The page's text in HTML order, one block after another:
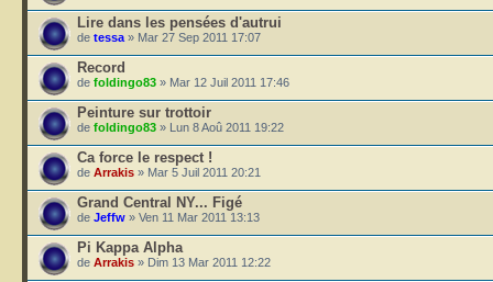
Lire dans les pensées d'autrui
de tessa » Mar 27 Sep 2011 17:07
Record
de foldingo83 » Mar 12 Juil 2011 17:46
Peinture sur trottoir
de foldingo83 » Lun 8 Aoû 2011 19:22
Ca force le respect !
de Arrakis » Mar 5 Juil 2011 20:21
Grand Central NY... Figé
de Jeffw » Ven 11 Mar 2011 13:13
Pi Kappa Alpha
de Arrakis » Dim 13 Mar 2011 12:22